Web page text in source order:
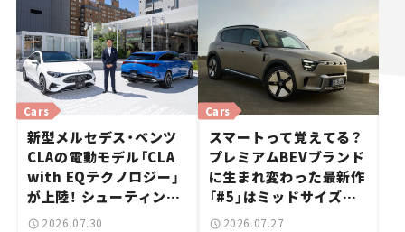
Cars
新型メルセデス・ベンツ
CLAの電動モデル「CLA
with EQテクノロジー」
が上陸！ シューティング
ブレークも発売【新車ニ
2026.07.30
Cars
スマートって覚えてる？
プレミアムBEVブランド
に生まれ変わった最新作
「#5」はミッドサイズ
SUV！【日本未発売のク
2026.07.27